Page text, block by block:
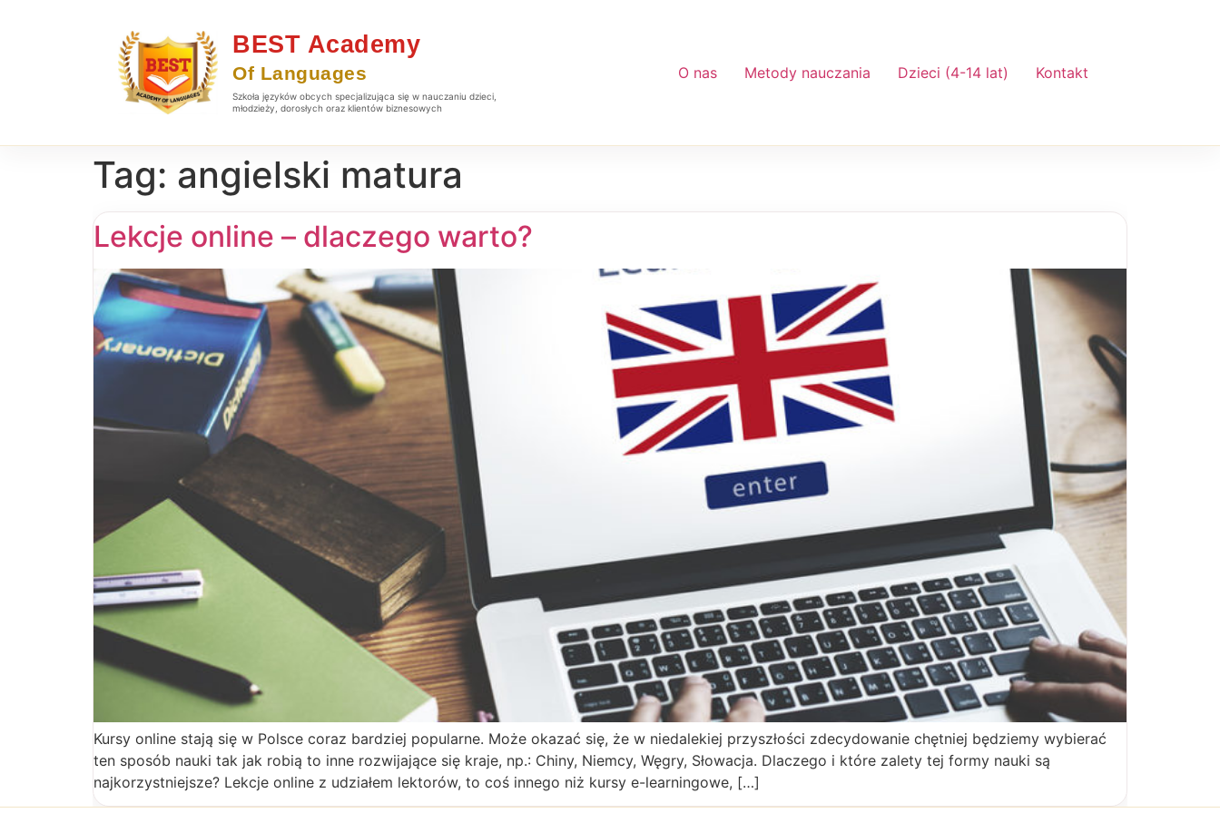
Szkoła języków obcych specjalizująca się w nauczaniu dzieci,
młodzieży, dorosłych oraz klientów biznesowych
O nas Metody nauczania Dzieci (4-14 lat) Kontakt
Tag: angielski matura
Lekcje online – dlaczego warto?
Kursy online stają się w Polsce coraz bardziej popularne. Może okazać się, że w niedalekiej przyszłości zdecydowanie chętniej będziemy wybierać
ten sposób nauki tak jak robią to inne rozwijające się kraje, np.: Chiny, Niemcy, Węgry, Słowacja. Dlaczego i które zalety tej formy nauki są
najkorzystniejsze? Lekcje online z udziałem lektorów, to coś innego niż kursy e-learningowe, […]